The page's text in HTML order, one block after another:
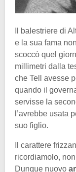
Il balestriere di
e la sua fama
scoccò quel
millimetri dalla
che Tell avesse
quando il
servisse la
l’avrebbe usata
suo figlio.
Il carattere
ricordiamolo,
Dunque nuovo